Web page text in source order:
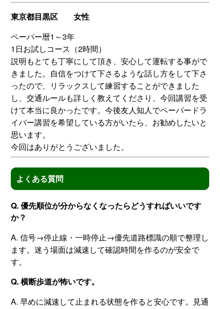
東京都目黒区 女性
ペーパー暦1～3年
1日お試しコース（2時間）
説明もとても丁寧にして頂き、安心して運転する事がで
きました。自信をつけて下さるような話し方をして下さ
ったので、リラックスして練習することができました
し、交通ルールも詳しく教えてくださり、今回講習を受
けて本当に良かったです。今後友人知人でペーパードラ
イバー講習を希望している方がいたら、お勧めしたいと
思います。
今回はありがとうございました。
よくある質問
Q. 優先順位が分からなくなったらどうすればいいです
か？
A. 信号→停止線・一時停止→優先道路標識の順で整理し
ます。迷う場面は減速して確認時間を作るのが安全で
す。
Q. 横断歩道が怖いです。
A. 早めに減速して止まれる状態を作ると安心です。見通